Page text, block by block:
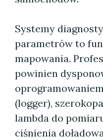
Systemy
parametrów to
mapowania.
powinien
(logger),
lambda do
ciśnienia